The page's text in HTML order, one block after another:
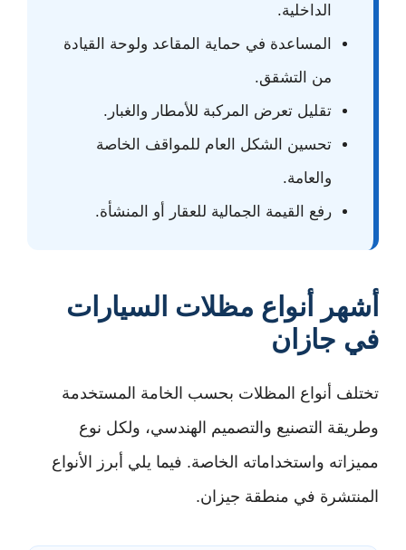
الداخلية.
المساعدة في حماية المقاعد ولوحة القيادة
من التشقق.
تقليل تعرض المركبة للأمطار والغبار.
تحسين الشكل العام للمواقف الخاصة
والعامة.
رفع القيمة الجمالية للعقار أو المنشأة.
أشهر أنواع مظلات السيارات
في جازان
تختلف أنواع المظلات بحسب الخامة المستخدمة
وطريقة التصنيع والتصميم الهندسي، ولكل نوع
مميزاته واستخداماته الخاصة. فيما يلي أبرز الأنواع
المنتشرة في منطقة جيزان.